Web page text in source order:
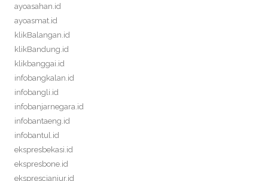
ayoasahan.id
ayoasmat.id
klikBalangan.id
klikBandung.id
klikbanggai.id
infobangkalan.id
infobangli.id
infobanjarnegara.id
infobantaeng.id
infobantul.id
ekspresbekasi.id
ekspresbone.id
eksprescianjur.id